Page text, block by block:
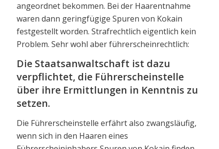
angeordnet bekommen. Bei der Haarentnahme
waren dann geringfügige Spuren von Kokain
festgestellt worden. Strafrechtlich eigentlich kein
Problem. Sehr wohl aber führerscheinrechtlich:
Die Staatsanwaltschaft ist dazu
verpflichtet, die Führerscheinstelle
über ihre Ermittlungen in Kenntnis zu
setzen.
Die Führerscheinstelle erfährt also zwangsläufig,
wenn sich in den Haaren eines